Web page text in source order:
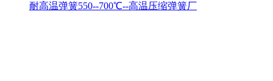
耐高温弹簧550--700℃--高温压缩弹簧厂